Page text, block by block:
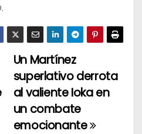
Un Martínez
superlativo derrota
al valiente Ioka en
un combate
emocionante